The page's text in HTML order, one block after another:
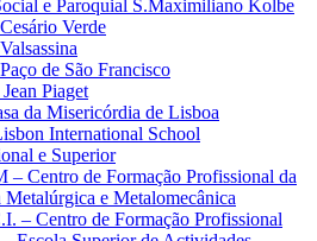
e Paroquial S.Maximiliano Kolbe
Verde
de São Francisco
Piaget
da Misericórdia de Lisboa
International School
e Superior
– Centro de Formação Profissional da
Metalúrgica e Metalomecânica
– Centro de Formação Profissional